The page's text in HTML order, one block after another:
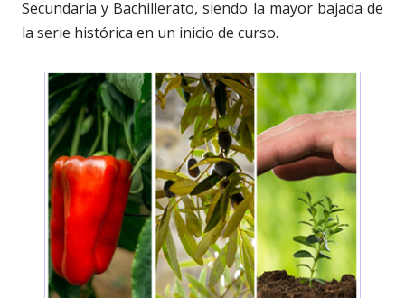
Secundaria y Bachillerato, siendo la mayor bajada de
la serie histórica en un inicio de curso.